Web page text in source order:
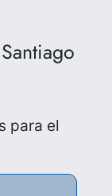
para el